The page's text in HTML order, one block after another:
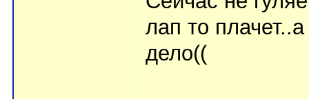
лап то
дело((